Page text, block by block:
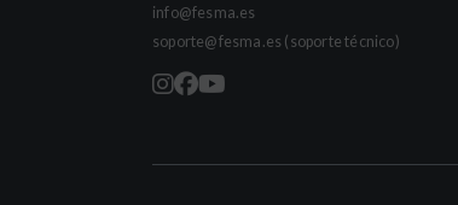
info@fesma.es
soporte@fesma.es (soporte técnico)